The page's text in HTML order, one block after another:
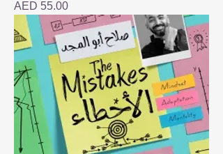
Price
AED 55.00